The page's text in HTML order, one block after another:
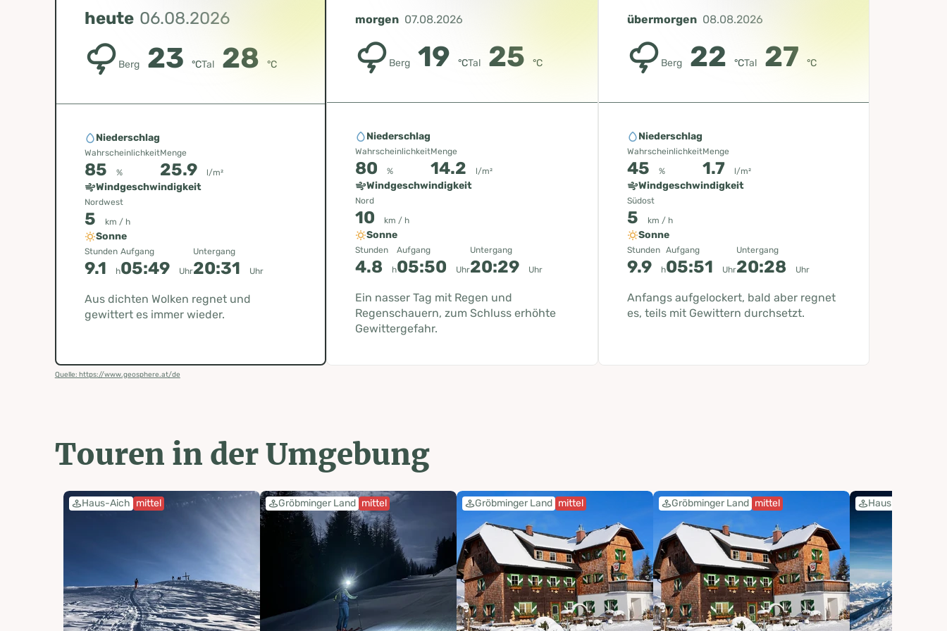
heute 06.08.2026
Berg 23 °CTal 28 °C
Niederschlag
Wahrscheinlichkeit
85 %
Menge
25.9 l/m²
Windgeschwindigkeit
Nordwest
5 km / h
Sonne
Stunden
9.1 h
Aufgang
05:49 Uhr
Untergang
20:31 Uhr
Aus dichten Wolken regnet und
gewittert es immer wieder.
morgen 07.08.2026
Berg 19 °CTal 25 °C
Niederschlag
Wahrscheinlichkeit
80 %
Menge
14.2 l/m²
Windgeschwindigkeit
Nord
10 km / h
Sonne
Stunden
4.8 h
Aufgang
05:50 Uhr
Untergang
20:29 Uhr
Ein nasser Tag mit Regen und
Regenschauern, zum Schluss erhöhte
Gewittergefahr.
übermorgen 08.08.2026
Berg 22 °CTal 27 °C
Niederschlag
Wahrscheinlichkeit
45 %
Menge
1.7 l/m²
Windgeschwindigkeit
Südost
5 km / h
Sonne
Stunden
9.9 h
Aufgang
05:51 Uhr
Untergang
20:28 Uhr
Anfangs aufgelockert, bald aber regnet
es, teils mit Gewittern durchsetzt.
Quelle: https://www.geosphere.at/de
Touren in der Umgebung
Haus-Aich mittel Gröbminger Land mittel Gröbminger Land mittel Gröbminger Land mittel Haus-Aich